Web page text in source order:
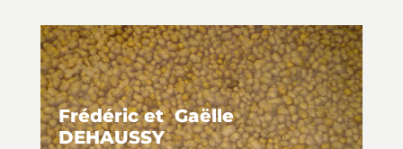
Frédéric et Gaëlle
DEHAUSSY